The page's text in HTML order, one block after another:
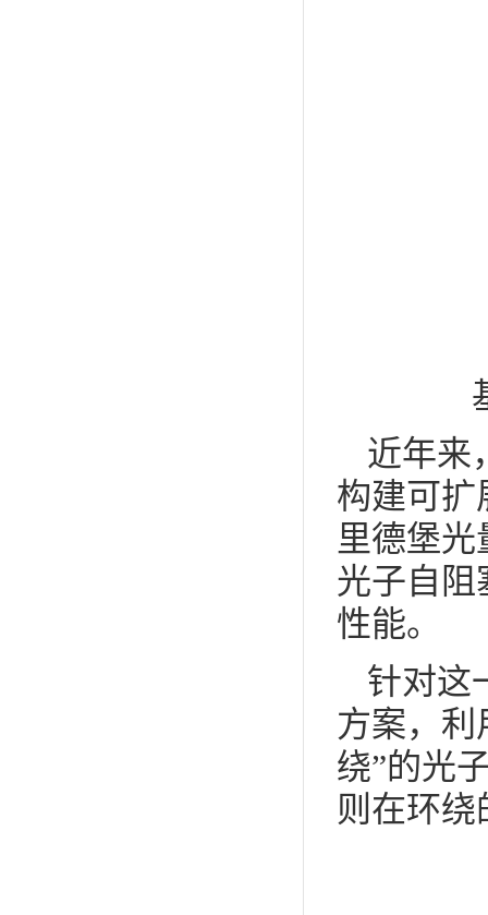
近年来
构建可扩
里德堡
光子自阻
性能。
针对这
方案，利
绕”的光
则在环